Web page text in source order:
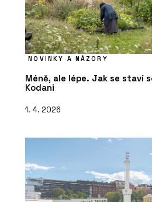
NOVINKY A NÁZORY
Méně, ale lépe. Jak se staví
Kodani
1. 4. 2026